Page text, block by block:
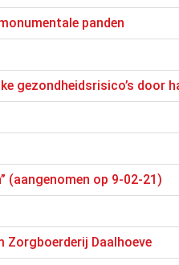
panden
gezondheidsrisico’s door
(aangenomen op 9-02-21)
Zorgboerderij Daalhoeve